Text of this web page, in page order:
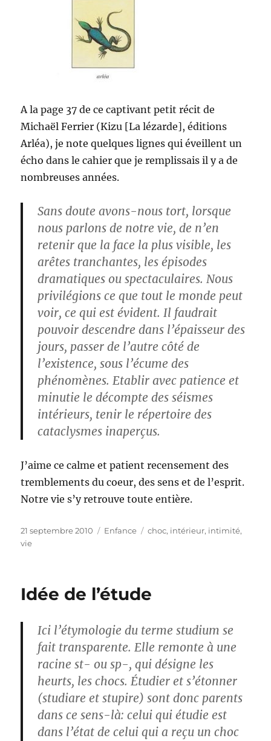
A la page 37 de ce captivant petit récit de
Michaël Ferrier (Kizu [La lézarde], éditions
Arléa), je note quelques lignes qui éveillent un
écho dans le cahier que je remplissais il y a de
nombreuses années.
Sans doute avons-nous tort, lorsque
nous parlons de notre vie, de n’en
retenir que la face la plus visible, les
arêtes tranchantes, les épisodes
dramatiques ou spectaculaires. Nous
privilégions ce que tout le monde peut
voir, ce qui est évident. Il faudrait
pouvoir descendre dans l’épaisseur des
jours, passer de l’autre côté de
l’existence, sous l’écume des
phénomènes. Etablir avec patience et
minutie le décompte des séismes
intérieurs, tenir le répertoire des
cataclysmes inaperçus.
J’aime ce calme et patient recensement des
tremblements du coeur, des sens et de l’esprit.
Notre vie s’y retrouve toute entière.
Publié
le
21 septembre 2010 Catégories
Enfance Étiquettes
choc, intérieur, intimité,
vie
Idée de l’étude
Ici l’étymologie du terme studium se
fait transparente. Elle remonte à une
racine st- ou sp-, qui désigne les
heurts, les chocs. Étudier et s’étonner
(studiare et stupire) sont donc parents
dans ce sens-là: celui qui étudie est
dans l’état de celui qui a reçu un choc